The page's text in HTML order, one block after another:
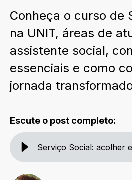
Conheça o curso de
na UNIT, áreas de
assistente social,
essenciais e como
jornada
Escute o post completo: